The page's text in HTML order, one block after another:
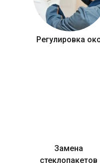
Регулировка
Замена
стеклопакетов